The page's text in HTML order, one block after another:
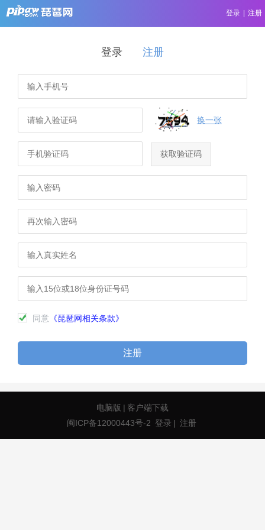
登录 注册
登录 注册
换一张
获取验证码
同意 《琵琶网相关条款》
注册
电脑版 | 客户端下载
闽ICP备12000443号-2 登录 | 注册